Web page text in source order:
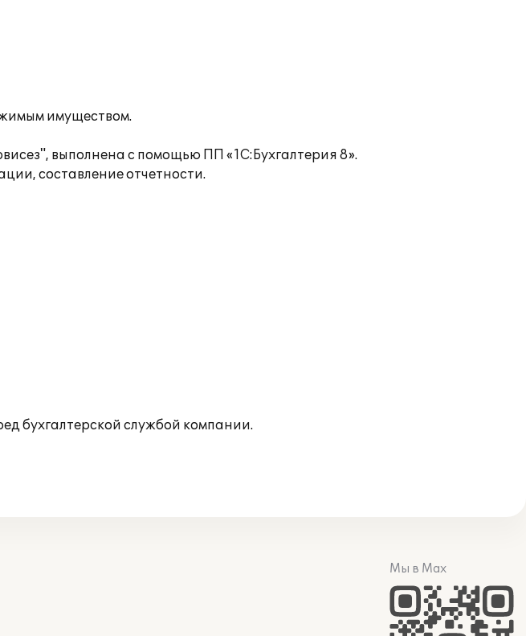
имуществом.
выполнена с помощью ПП «1С:Бухгалтерия 8».
составление отчетности.
бухгалтерской службой компании.
Мы в Max